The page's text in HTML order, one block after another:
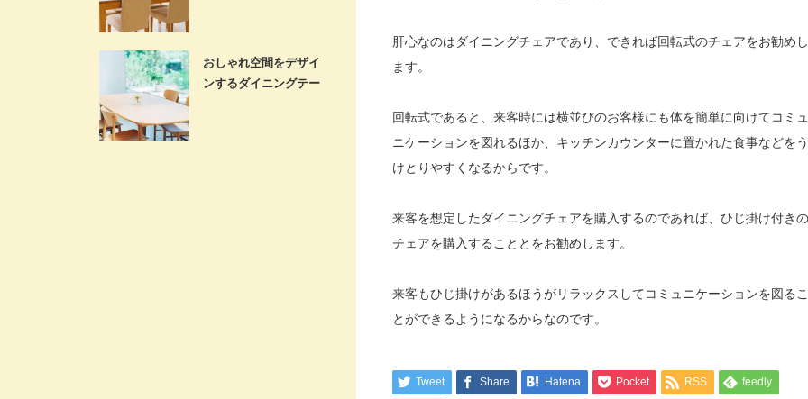
肝心なのはダイニングチェアであり、できれば回転式のチェアをお勧めし
ます。
回転式であると、来客時には横並びのお客様にも体を簡単に向けてコミュ
ニケーションを図れるほか、キッチンカウンターに置かれた食事などをう
けとりやすくなるからです。
来客を想定したダイニングチェアを購入するのであれば、ひじ掛け付きの
チェアを購入することとをお勧めします。
来客もひじ掛けがあるほうがリラックスしてコミュニケーションを図るこ
とができるようになるからなのです。
Tweet Share Hatena Pocket RSS feedly
ダ
【西
おしゃれ空間をデザイ
ンするダイニングテー